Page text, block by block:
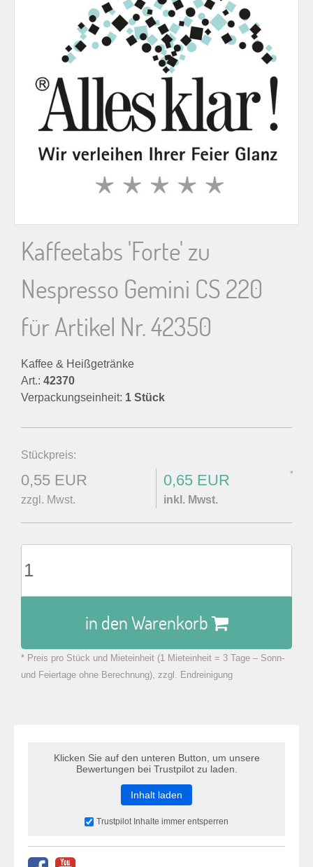
a
h
Kaffeetabs 'Forte' zu
Nespresso Gemini CS 220
für Artikel Nr. 42350
Kaffee & Heißgetränke
Art.: 42370
Verpackungseinheit: 1 Stück
Stückpreis:
0,55 EUR
zzgl. Mwst.
0,65 EUR *
inkl. Mwst.
in den Warenkorb
zu Warenkorb hinzugefügt.
* Preis pro Stück und Mieteinheit (1 Mieteinheit = 3 Tage – Sonn-
und Feiertage ohne Berechnung), zzgl. Endreinigung
Klicken Sie auf den unteren Button, um unsere
Bewertungen bei Trustpilot zu laden.
Inhalt laden
Trustpilot Inhalte immer entsperren